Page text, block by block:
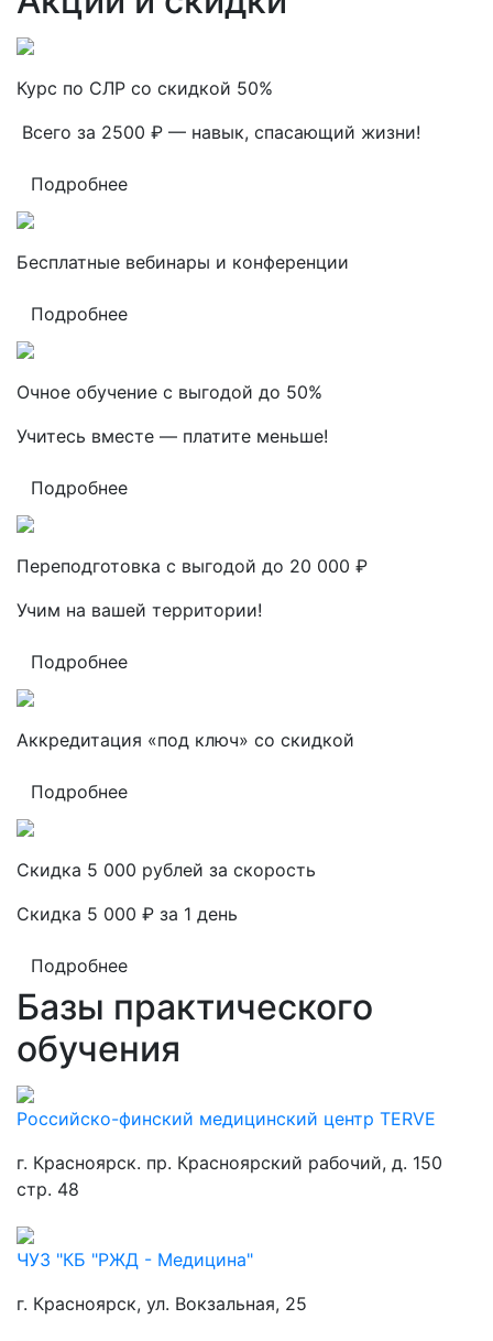
Курс по СЛР со скидкой 50%
Всего за 2500 ₽ — навык, спасающий жизни!
Подробнее
Бесплатные вебинары и конференции
Подробнее
Очное обучение с выгодой до 50%
Учитесь вместе — платите меньше!
Подробнее
Переподготовка с выгодой до 20 000 ₽
Учим на вашей территории!
Подробнее
Аккредитация «под ключ» со скидкой
Подробнее
Скидка 5 000 рублей за скорость
Скидка 5 000 ₽ за 1 день
Подробнее
Базы практического
обучения
Российско-финский медицинский центр TERVE
г. Красноярск. пр. Красноярский рабочий, д. 150
стр. 48
ЧУЗ "КБ "РЖД - Медицина"
г. Красноярск, ул. Вокзальная, 25